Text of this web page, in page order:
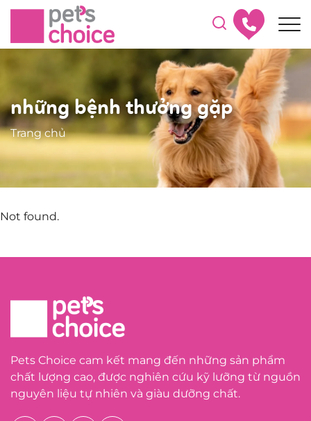
những bệnh thưởng gặp
Trang chủ
Not found.
Pets Choice cam kết mang đến những sản phẩm
chất lượng cao, được nghiên cứu kỹ lưỡng từ nguồn
nguyên liệu tự nhiên và giàu dưỡng chất.